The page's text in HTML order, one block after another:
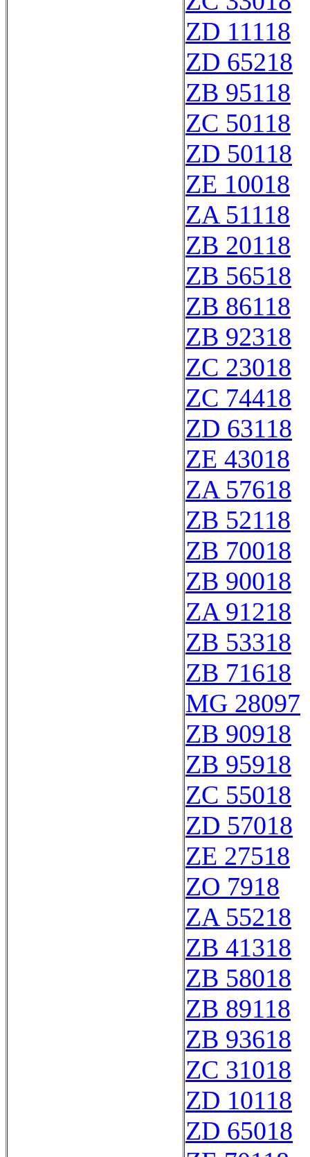
ZD 11118
ZD 65218
ZB 95118
ZC 50118
ZD 50118
ZE 10018
ZA 51118
ZB 20118
ZB 56518
ZB 86118
ZB 92318
ZC 23018
ZC 74418
ZD 63118
ZE 43018
ZA 57618
ZB 52118
ZB 70018
ZB 90018
ZA 91218
ZB 53318
ZB 71618
MG 28097
ZB 90918
ZB 95918
ZC 55018
ZD 57018
ZE 27518
ZO 7918
ZA 55218
ZB 41318
ZB 58018
ZB 89118
ZB 93618
ZC 31018
ZD 10118
ZD 65018